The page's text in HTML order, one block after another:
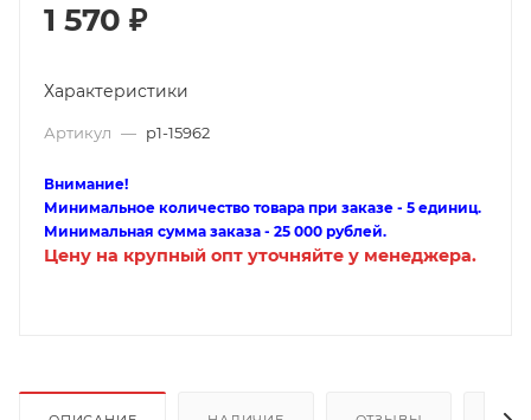
1 570 ₽
Характеристики
Артикул — p1-15962
Внимание!
Минимальное количество товара при заказе - 5 единиц.
Минимальная сумма заказа - 25 000 рублей.
Цену на крупный опт уточняйте у менеджера.